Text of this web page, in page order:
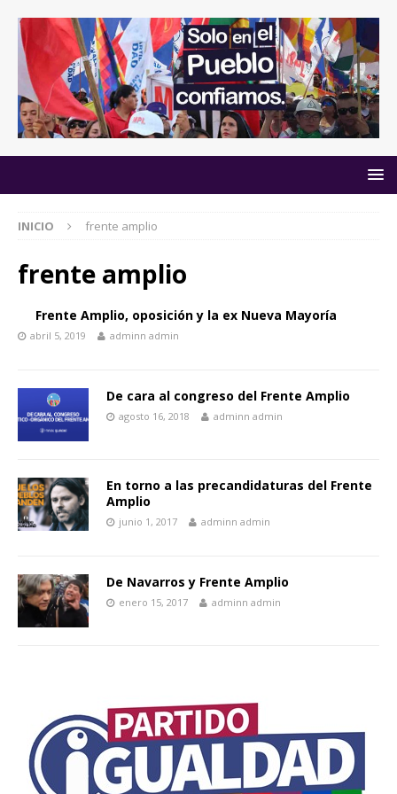
INICIO frente amplio
frente amplio
Frente Amplio, oposición y la ex Nueva Mayoría
abril 5, 2019 adminn admin
De cara al congreso del Frente Amplio
agosto 16, 2018 adminn admin
En torno a las precandidaturas del Frente
Amplio
junio 1, 2017 adminn admin
De Navarros y Frente Amplio
enero 15, 2017 adminn admin